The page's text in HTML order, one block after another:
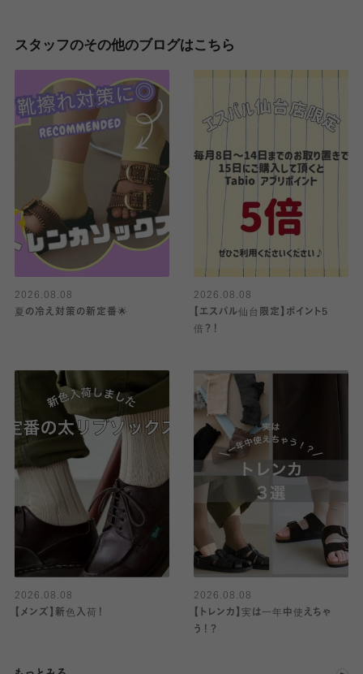
スタッフのその他のブログはこちら
2026.08.08
夏の冷え対策の新定番🌟
2026.08.08
【エスパル仙台限定】ポイント5
倍？！
2026.08.08
【メンズ】新色入荷！
2026.08.08
【トレンカ】実は一年中使えちゃ
う！？